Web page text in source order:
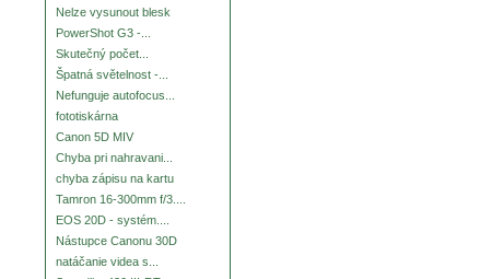
Nelze vysunout blesk
PowerShot G3 -...
Skutečný počet...
Špatná světelnost -...
Nefunguje autofocus...
fototiskárna
Canon 5D MIV
Chyba pri nahravani...
chyba zápisu na kartu
Tamron 16-300mm f/3....
EOS 20D - systém....
Nástupce Canonu 30D
natáčanie videa s...